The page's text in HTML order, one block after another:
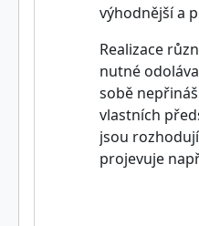
výhodnější a
Realizace
nutné
sobě
vlastních
jsou
projevuje